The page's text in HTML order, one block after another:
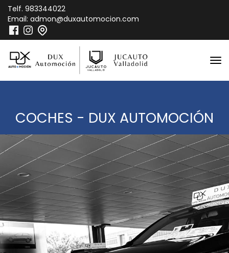
Telf. 983344022
Email: admon@duxautomocion.com
COCHES - DUX AUTOMOCIÓN